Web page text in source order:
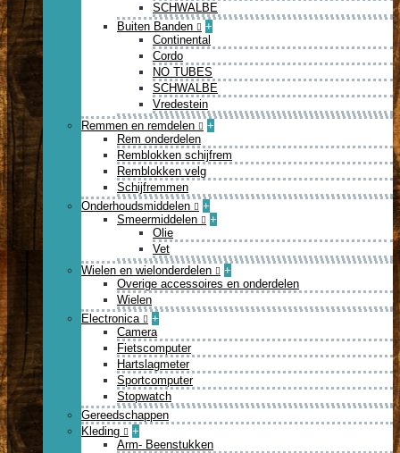
SCHWALBE
Buiten Banden
+
Continental
Cordo
NO TUBES
SCHWALBE
Vredestein
Remmen en remdelen
+
Rem onderdelen
Remblokken schijfrem
Remblokken velg
Schijfremmen
Onderhoudsmiddelen
+
Smeermiddelen
+
Olie
Vet
Wielen en wielonderdelen
+
Overige accessoires en onderdelen
Wielen
Electronica
+
Camera
Fietscomputer
Hartslagmeter
Sportcomputer
Stopwatch
Gereedschappen
Kleding
+
Arm- Beenstukken